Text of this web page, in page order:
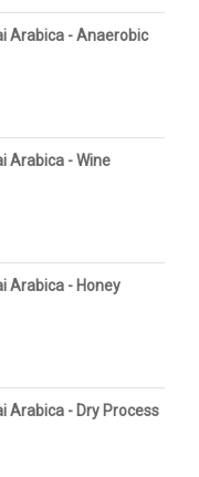
Arabica - Anaerobic
Arabica - Wine
Arabica - Honey
Arabica - Dry Process